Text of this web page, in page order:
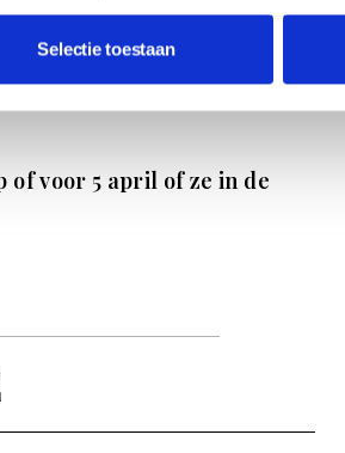
Selectie toestaanvan der
of voor 5 april of ze in de